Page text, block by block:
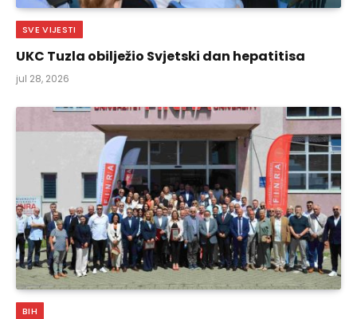
SVE VIJESTI
UKC Tuzla obilježio Svjetski dan hepatitisa
jul 28, 2026
BIH